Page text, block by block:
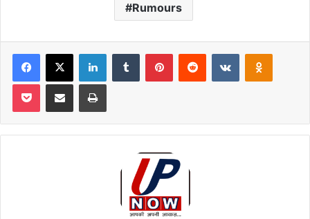
Rumours
Facebook
X LinkedInTumblr PinterestReddit VKontakte
Pocket Share via Email Print